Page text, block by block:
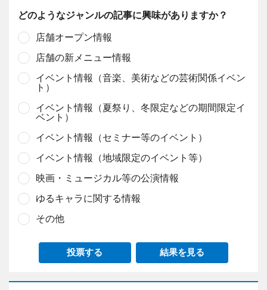
どのようなジャンルの記事に興味がありますか？
店舗オープン情報
店舗の新メニュー情報
イベント情報（音楽、美術などの芸術関係イベン
ト）
イベント情報（夏祭り、冬限定などの期間限定イ
ベント）
イベント情報（セミナー等のイベント）
イベント情報（地域限定のイベント等）
映画・ミュージカル等の公演情報
ゆるキャラに関する情報
その他
投票する 結果を見る